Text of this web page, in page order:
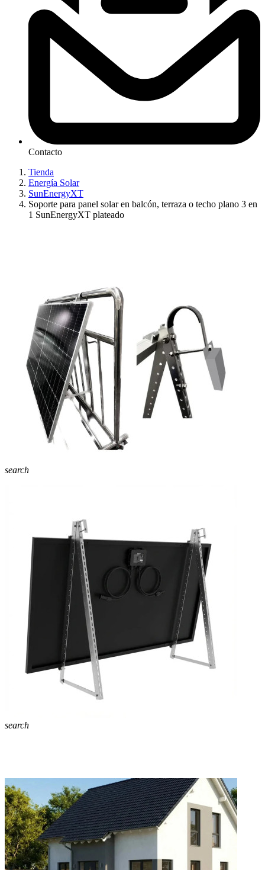
Contacto
Tienda
Energía Solar
SunEnergyXT
Soporte para panel solar en balcón, terraza o techo plano 3 en
1 SunEnergyXT plateado
search
search